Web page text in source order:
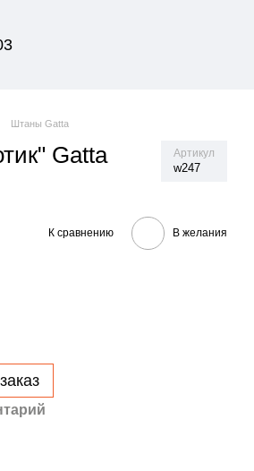
Штаны Gatta
Gatta Артикул
w247
К сравнению В желания